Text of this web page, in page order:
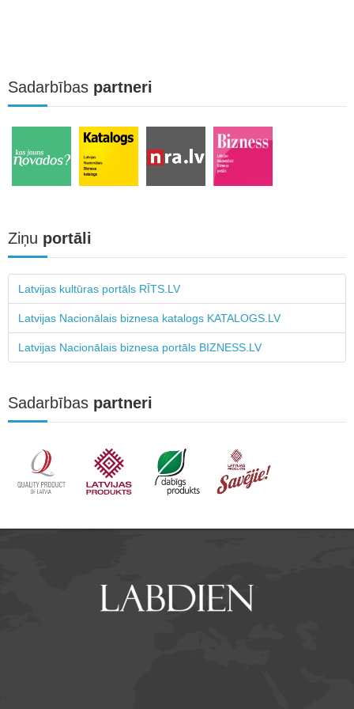
Sadarbības partneri
Ziņu portāli
Latvijas kultūras portāls RĪTS.LV
Latvijas Nacionālais biznesa katalogs KATALOGS.LV
Latvijas Nacionālais biznesa portāls BIZNESS.LV
Sadarbības partneri